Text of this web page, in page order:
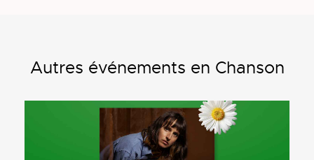
Autres événements en Chanson